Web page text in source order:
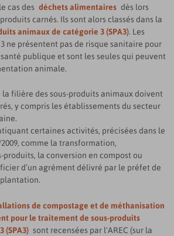
cas des déchets alimentaires dès lors
carnés. Ils sont alors classés dans la
animaux de catégorie 3 (SPA3). Les
ne présentent pas de risque sanitaire pour
publique et sont les seules qui peuvent
animale.
la filière des sous-produits animaux doivent
y compris les établissements du secteur
certaines activités, précisées dans le
comme la transformation,
produits, la conversion en compost ou
d’un agrément délivré par le préfet de
de compostage et de méthanisation
pour le traitement de sous-produits
(SPA3) sont recensées par l'AREC (sur la